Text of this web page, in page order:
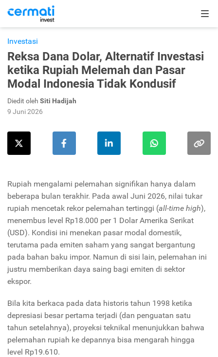
Investasi
Reksa Dana Dolar, Alternatif Investasi
ketika Rupiah Melemah dan Pasar
Modal Indonesia Tidak Kondusif
Diedit oleh Siti Hadijah
9 Juni 2026
Rupiah mengalami pelemahan signifikan hanya dalam
beberapa bulan terakhir. Pada awal Juni 2026, nilai tukar
rupiah mencetak rekor pelemahan tertinggi (all-time high),
menembus level Rp18.000 per 1 Dolar Amerika Serikat
(USD). Kondisi ini menekan pasar modal domestik,
terutama pada emiten saham yang sangat bergantung
pada bahan baku impor. Namun di sisi lain, pelemahan ini
justru memberikan daya saing bagi emiten di sektor
ekspor.
Bila kita berkaca pada data historis tahun 1998 ketika
depresiasi besar pertama terjadi (dan penguatan satu
tahun setelahnya), proyeksi teknikal menunjukkan bahwa
pelemahan rupiah ke depannya bisa mengarah hingga
level Rp19.610.